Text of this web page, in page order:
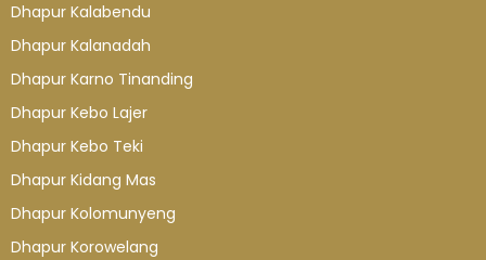
Dhapur Kalabendu
Dhapur Kalanadah
Dhapur Karno Tinanding
Dhapur Kebo Lajer
Dhapur Kebo Teki
Dhapur Kidang Mas
Dhapur Kolomunyeng
Dhapur Korowelang